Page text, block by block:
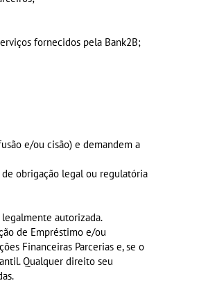
fornecidos pela Bank2B;
e/ou cisão) e demandem a
obrigação legal ou regulatória
autorizada.
de Empréstimo e/ou
Financeiras Parcerias e, se o
Qualquer direito seu